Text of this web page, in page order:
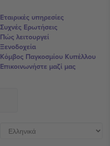
Εταιρικές υπηρεσίες
Συχνές Ερωτήσεις
Πώς λειτουργεί
Ξενοδοχεία
Κόμβος Παγκοσμίου Κυπέλλου
Επικοινωνήστε μαζί μας